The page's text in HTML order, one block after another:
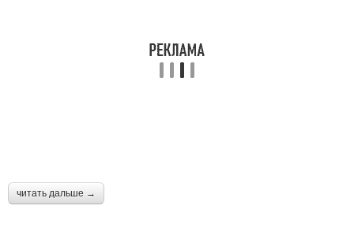
читать дальше →